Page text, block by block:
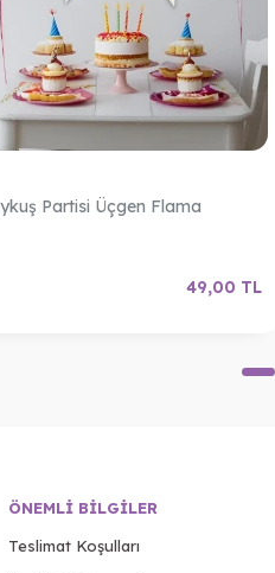
Partisi Üçgen Flama
49,00 TL
ÖNEMLI BILGILER
Teslimat Koşulları